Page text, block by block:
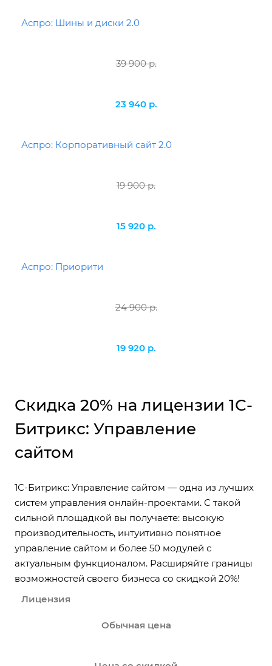
Аспро: Шины и диски 2.0
39 900 р.
23 940 р.
Аспро: Корпоративный сайт 2.0
19 900 р.
15 920 р.
Аспро: Приорити
24 900 р.
19 920 р.
Скидка 20% на лицензии 1С-
Битрикс: Управление
сайтом
1С-Битрикс: Управление сайтом — одна из лучших
систем управления онлайн-проектами. С такой
сильной площадкой вы получаете: высокую
производительность, интуитивно понятное
управление сайтом и более 50 модулей с
актуальным функционалом. Расширяйте границы
возможностей своего бизнеса со скидкой 20%!
Лицензия
Обычная цена